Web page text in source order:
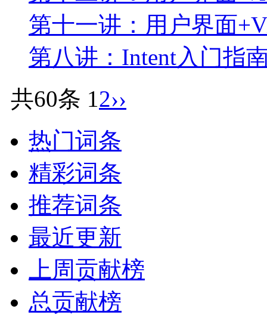
第十一讲：用户界面
第八讲：Intent入门指
共60条 12››
热门词条
精彩词条
推荐词条
最近更新
上周贡献榜
总贡献榜